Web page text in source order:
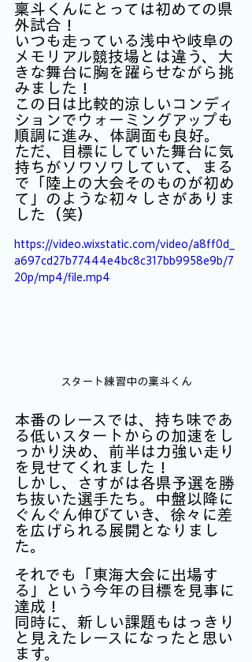
稟斗くんにとっては初めての県
外試合！
いつも走っている浅中や岐阜の
メモリアル競技場とは違う、大
きな舞台に胸を躍らせながら挑
みました！
この日は比較的涼しいコンディ
ションでウォーミングアップも
順調に進み、体調面も良好。
ただ、目標にしていた舞台に気
持ちがソワソワしていて、まる
で「陸上の大会そのものが初め
て」のような初々しさがありま
した（笑）
https://video.wixstatic.com/video/a8ff0d_
a697cd27b77444e4bc8c317bb9958e9b/7
20p/mp4/file.mp4
スタート練習中の稟斗くん
本番のレースでは、持ち味であ
る低いスタートからの加速をし
っかり決め、前半は力強い走り
を見せてくれました！
しかし、さすがは各県予選を勝
ち抜いた選手たち。中盤以降に
ぐんぐん伸びていき、徐々に差
を広げられる展開となりまし
た。
それでも「東海大会に出場す
る」という今年の目標を見事に
達成！
同時に、新しい課題もはっきり
と見えたレースになったと思い
ます。